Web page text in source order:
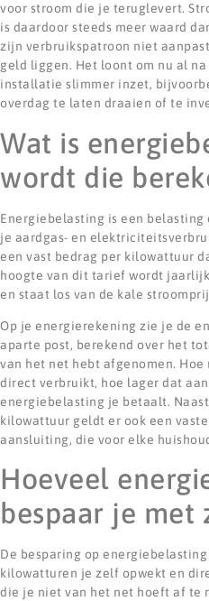
voor stroom die je teruglevert.
is daardoor steeds meer waard
zijn verbruikspatroon niet
geld liggen. Het loont om nu al
installatie slimmer inzet,
overdag te laten draaien of te
Wat is
wordt die
Energiebelasting is een
je aardgas- en
een vast bedrag per kilowattuur
hoogte van dit tarief wordt
en staat los van de kale
Op je energierekening zie je de
aparte post, berekend over het
van het net hebt afgenomen.
direct verbruikt, hoe lager dat
energiebelasting je betaalt.
kilowattuur geldt er ook een
aansluiting, die voor elke
Hoeveel
bespaar je met
De besparing op
kilowatturen je zelf opwekt en
die je niet van het net hoeft af te